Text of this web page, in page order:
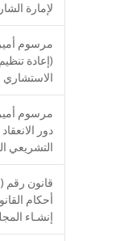
لإمارة
(إعادة
الاستشاري
دور
التشريعي
إنشـاء